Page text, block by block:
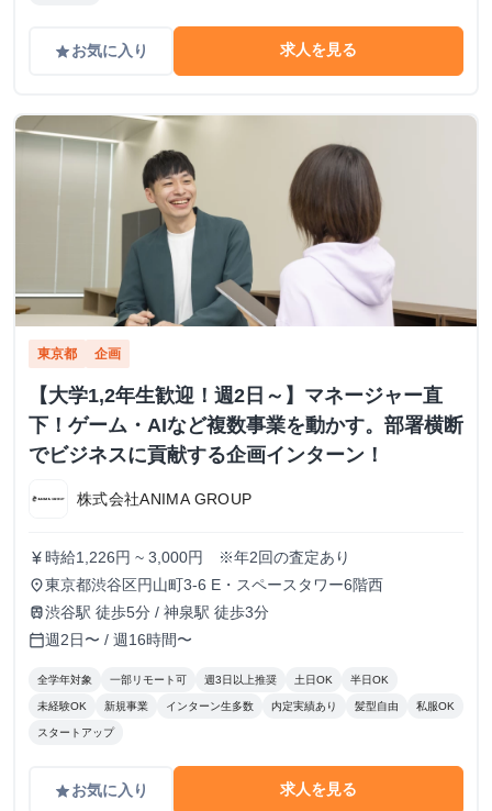
gradeお気に入り 求人を見る
東京都 企画
【大学1,2年生歓迎！週2日～】マネージャー直
下！ゲーム・AIなど複数事業を動かす。部署横断
でビジネスに貢献する企画インターン！
株式会社ANIMA GROUP
currency_yen 時給1,226円 ~ 3,000円 ※年2回の査定あり
place東京都渋谷区円山町3-6 E・スペースタワー6階西
train渋谷駅 徒歩5分 / 神泉駅 徒歩3分
calendar_today週2日〜 / 週16時間〜
全学年対象 一部リモート可 週3日以上推奨 土日OK 半日OK
未経験OK 新規事業 インターン生多数 内定実績あり 髪型自由 私服OK
スタートアップ
gradeお気に入り 求人を見る